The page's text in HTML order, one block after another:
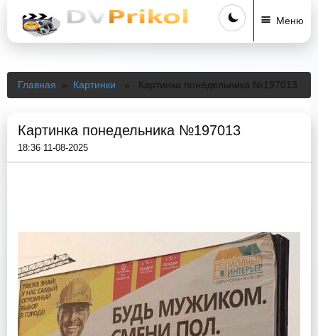
Меню
Главная » Картинки » Картинка понедельника №197013
Картинка понедельника №197013
18:36 11-08-2025